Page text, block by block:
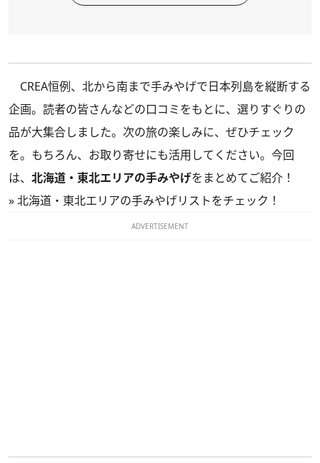
CREA恒例、北から南まで手みやげで日本列島を縦断する
企画。読者の皆さんなどの口コミをもとに、選りすぐりの
品が大集合しました。次の旅の楽しみに、ぜひチェック
を。もちろん、お取り寄せにも活用してください。今回
は、 北海道・東北エリアの手みやげをまとめてご紹介！
»北海道・東北エリアの手みやげリストをチェック！
ADVERTISEMENT